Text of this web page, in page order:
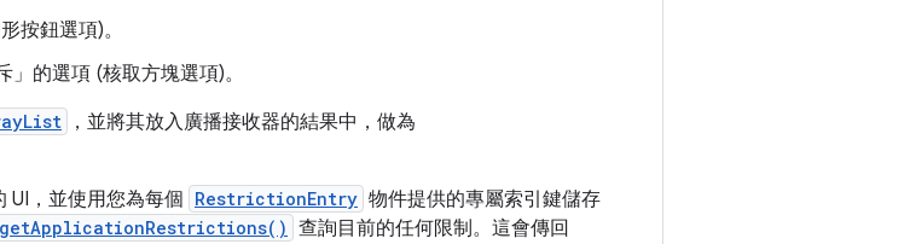
按鈕選項)。
」 的選項 (核取方塊選項)。
，並將其放入廣播接收器的結果中，做為
UI，並使用您為每個 RestrictionEntry 物件提供的專屬索引鍵儲存
getApplicationRestrictions() 查詢目前的任何限制。這會傳回